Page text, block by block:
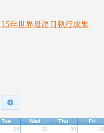
年世界母語日執行成果
內容
Tue Wed Thu Fri
28 29 30 31